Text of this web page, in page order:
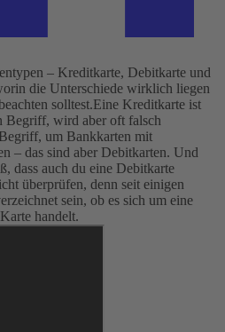
– Kreditkarte, Debitkarte und
die Unterschiede wirklich liegen
solltest.Eine Kreditkarte ist
Begriff, wird aber oft falsch
um Bankkarten mit
– das sind aber Debitkarten. Und
dass auch du eine Debitkarte
überprüfen, denn seit einigen
sein, ob es sich um eine
handelt.